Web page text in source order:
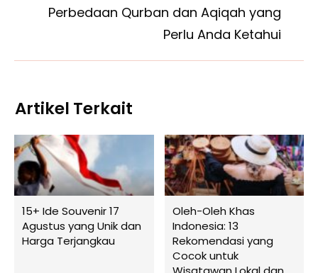
Perbedaan Qurban dan Aqiqah yang
Perlu Anda Ketahui
Artikel Terkait
15+ Ide Souvenir 17
Agustus yang Unik dan
Harga Terjangkau
Oleh-Oleh Khas
Indonesia: 13
Rekomendasi yang
Cocok untuk